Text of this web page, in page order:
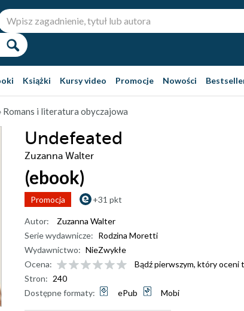
Książki Kursy video Promocje Nowości
Romans i literatura obyczajowa
Undefeated
Zuzanna Walter
(ebook)
Promocja +31 pkt
Autor:
Zuzanna Walter
Serie wydawnicze: Rodzina Moretti
Wydawnictwo: NieZwykłe
Ocena:
Bądź pierwszym, który oceni
Stron: 240
Dostępne formaty:
ePub Mobi